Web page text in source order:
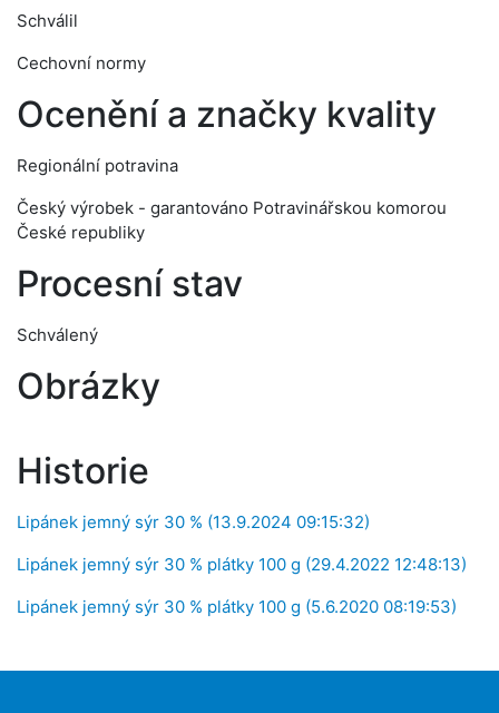
Schválil
Cechovní normy
Ocenění a značky kvality
Regionální potravina
Český výrobek - garantováno Potravinářskou komorou
České republiky
Procesní stav
Schválený
Obrázky
Historie
Lipánek jemný sýr 30 % (13.9.2024 09:15:32)
Lipánek jemný sýr 30 % plátky 100 g (29.4.2022 12:48:13)
Lipánek jemný sýr 30 % plátky 100 g (5.6.2020 08:19:53)